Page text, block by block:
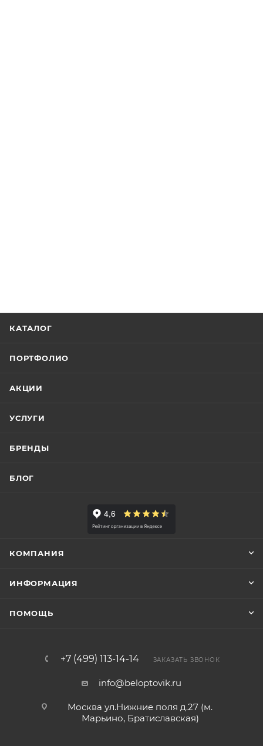
КАТАЛОГ
ПОРТФОЛИО
АКЦИИ
УСЛУГИ
БРЕНДЫ
БЛОГ
КОМПАНИЯ
ИНФОРМАЦИЯ
ПОМОЩЬ
+7 (499) 113-14-14 ЗАКАЗАТЬ ЗВОНОК
info@beloptovik.ru
Москва ул.Нижние поля д.27 (м.
Марьино, Братиславская)